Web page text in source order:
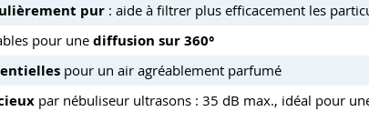
pur : aide à filtrer plus efficacement les
pour une diffusion sur 360°
pour un air agréablement parfumé
par nébuliseur ultrasons : 35 dB max., idéal pour